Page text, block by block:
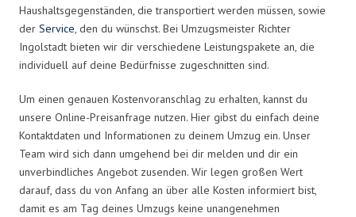
Haushaltsgegenständen, die transportiert werden müssen, sowie
der Service, den du wünschst. Bei Umzugsmeister Richter
Ingolstadt bieten wir dir verschiedene Leistungspakete an, die
individuell auf deine Bedürfnisse zugeschnitten sind.
Um einen genauen Kostenvoranschlag zu erhalten, kannst du
unsere Online-Preisanfrage nutzen. Hier gibst du einfach deine
Kontaktdaten und Informationen zu deinem Umzug ein. Unser
Team wird sich dann umgehend bei dir melden und dir ein
unverbindliches Angebot zusenden. Wir legen großen Wert
darauf, dass du von Anfang an über alle Kosten informiert bist,
damit es am Tag deines Umzugs keine unangenehmen